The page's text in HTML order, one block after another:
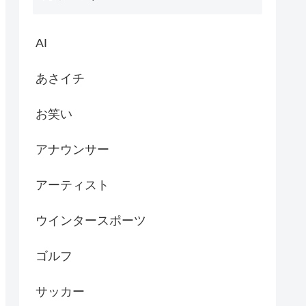
AI
あさイチ
お笑い
アナウンサー
アーティスト
ウインタースポーツ
ゴルフ
サッカー